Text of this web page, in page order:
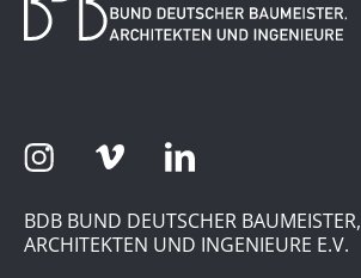
BDB BUND DEUTSCHER BAUMEISTER,
ARCHITEKTEN UND INGENIEURE E.V.